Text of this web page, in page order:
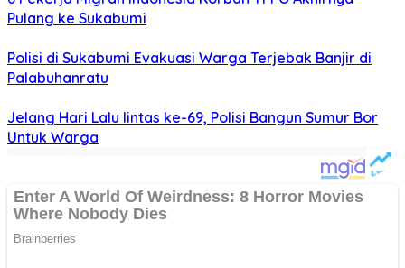
Pulang ke Sukabumi
Polisi di Sukabumi Evakuasi Warga Terjebak Banjir di
Palabuhanratu
Jelang Hari Lalu lintas ke-69, Polisi Bangun Sumur Bor
Untuk Warga